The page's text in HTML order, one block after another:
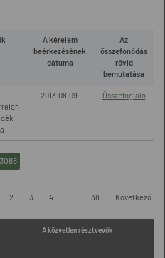
A kérelem
beérkezésének
dátuma
Az
összefonódás
rövid
bemutatása
2013.08.09. Összefoglaló
2 3 4 38 Következő
A közvetlen résztvevők